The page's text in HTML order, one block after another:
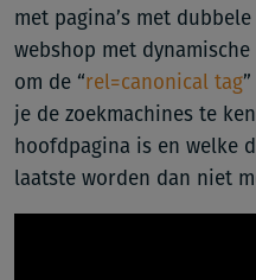
met pagina’s met
webshop met
om de “rel=canonical tag
je de zoekmachines te
hoofdpagina is en welke
laatste worden dan niet